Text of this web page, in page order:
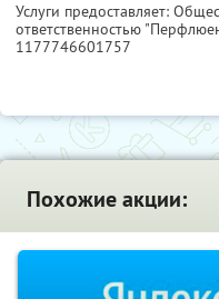
Услуги предоставляет:
ответственностью
1177746601757
Похожие акции: